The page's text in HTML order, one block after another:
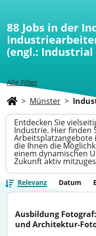
Alle Filter
88 Jobs in der
(engl.:
> Münster >
Entdecken Sie
Industrie. Hier finden
Arbeitsplatzangebote
die Ihnen die
einem dynamischen
Zukunft aktiv
Relevanz Datum
Ausbildung
und Architektur-